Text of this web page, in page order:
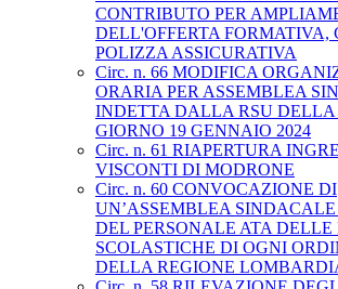
CONTRIBUTO PER
DELL'OFFERTA FORMATIVA,
POLIZZA ASSICURATIVA
Circ. n. 66 MODIFICA
ORARIA PER ASSEMBLEA
INDETTA DALLA RSU DELLA
GIORNO 19 GENNAIO 2024
Circ. n. 61 RIAPERTURA
VISCONTI DI MODRONE
Circ. n. 60 CONVOCAZIONE DI
UN’ASSEMBLEA
DEL PERSONALE ATA
SCOLASTICHE DI OGNI
DELLA REGIONE